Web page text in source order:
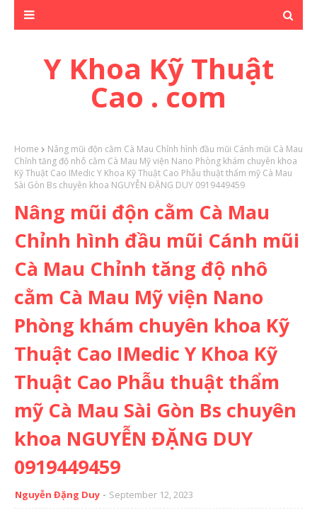
Y Khoa Kỹ Thuật
Cao . com
Home
Nâng mũi độn cằm Cà Mau Chỉnh hình đầu mũi Cánh mũi Cà Mau
Chỉnh tăng độ nhô cằm Cà Mau Mỹ viện Nano Phòng khám chuyên khoa
Kỹ Thuật Cao IMedic Y Khoa Kỹ Thuật Cao Phẫu thuật thẩm mỹ Cà Mau
Sài Gòn Bs chuyên khoa NGUYỄN ĐẶNG DUY 0919449459
Nâng mũi độn cằm Cà Mau
Chỉnh hình đầu mũi Cánh mũi
Cà Mau Chỉnh tăng độ nhô
cằm Cà Mau Mỹ viện Nano
Phòng khám chuyên khoa Kỹ
Thuật Cao IMedic Y Khoa Kỹ
Thuật Cao Phẫu thuật thẩm
mỹ Cà Mau Sài Gòn Bs chuyên
khoa NGUYỄN ĐẶNG DUY
0919449459
Nguyễn Đặng Duy September 12, 2023